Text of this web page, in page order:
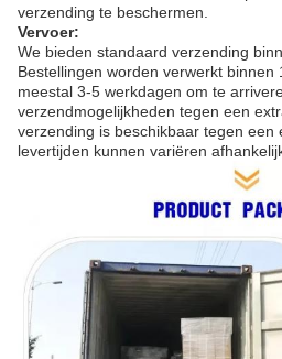
verzending te beschermen.
Vervoer:
We bieden standaard verzending
Bestellingen worden verwerkt binnen
meestal 3-5 werkdagen om te
verzendmogelijkheden tegen een
verzending is beschikbaar tegen een
levertijden kunnen variëren